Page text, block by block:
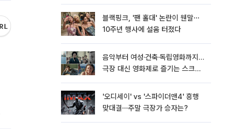
블랙핑크, '팬 홀대' 논란이 웬말⋯
10주년 행사에 설움 터졌다
음악부터 여성·건축·독립영화까지…
극장 대신 영화제로 즐기는 스크린
'오디세이' vs '스파이더맨4' 흥행
맞대결⋯주말 극장가 승자는?